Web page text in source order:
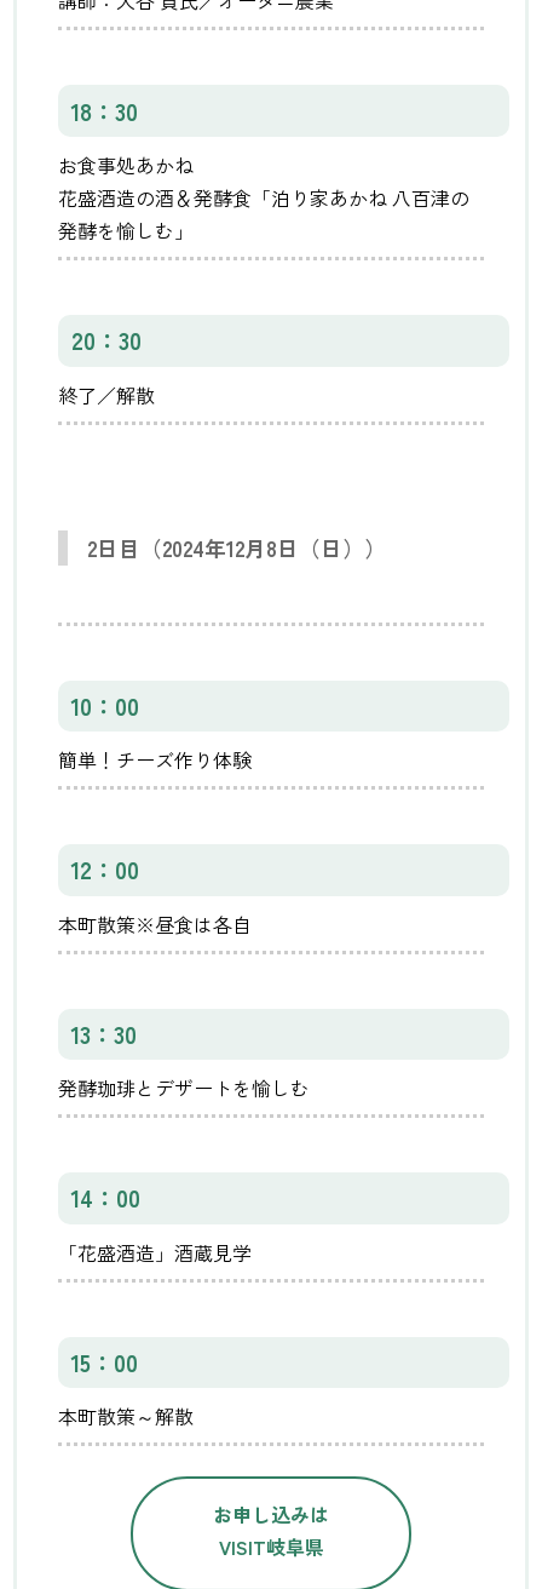
18：30
お食事処あかね
花盛酒造の酒＆発酵食「泊り家あかね 八百津の
発酵を愉しむ」
20：30
終了／解散
2日目（2024年12月8日（日））
10：00
簡単！チーズ作り体験
12：00
本町散策※昼食は各自
13：30
発酵珈琲とデザートを愉しむ
14：00
「花盛酒造」酒蔵見学
15：00
本町散策～解散
お申し込みは
VISIT岐阜県